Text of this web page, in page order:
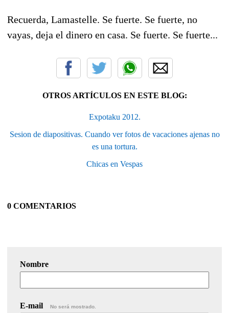
Recuerda, Lamastelle. Se fuerte. Se fuerte, no
vayas, deja el dinero en casa. Se fuerte. Se fuerte...
OTROS ARTÍCULOS EN ESTE BLOG:
Expotaku 2012.
Sesion de diapositivas. Cuando ver fotos de vacaciones ajenas no
es una tortura.
Chicas en Vespas
0 COMENTARIOS
Nombre
E-mail No será mostrado.